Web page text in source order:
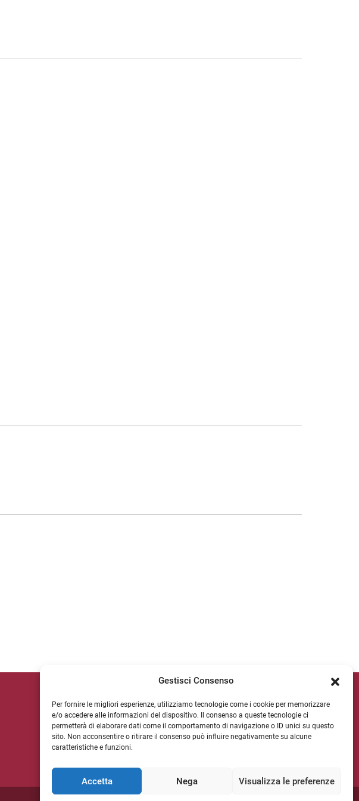
Gestisci Consenso
Per fornire le migliori esperienze, utilizziamo tecnologie come i cookie per memorizzare
e/o accedere alle informazioni del dispositivo. Il consenso a queste tecnologie ci
permetterà di elaborare dati come il comportamento di navigazione o ID unici su questo
sito. Non acconsentire o ritirare il consenso può influire negativamente su alcune
caratteristiche e funzioni.
Accetta Nega Visualizza le preferenze
NEWSLETTER